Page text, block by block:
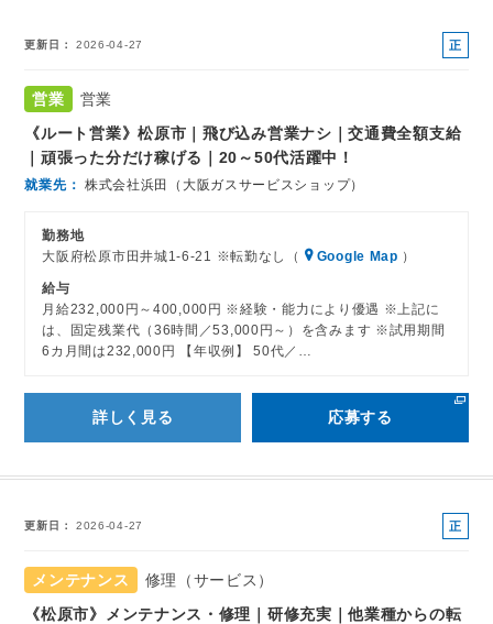
更新日 2026-04-27
正
営業
営業
《ルート営業》松原市｜飛び込み営業ナシ｜交通費全額支給
｜頑張った分だけ稼げる｜20～50代活躍中！
就業先 株式会社浜田（大阪ガスサービスショップ）
勤務地
大阪府松原市田井城1-6-21 ※転勤なし（
Google Map ）
給与
月給232,000円～400,000円 ※経験・能力により優遇 ※上記に
は、固定残業代（36時間／53,000円～）を含みます ※試用期間
6カ月間は232,000円 【年収例】 50代／…
詳しく見る 応募する
更新日 2026-04-27
正
メンテナンス
修理（サービス）
《松原市》メンテナンス・修理｜研修充実｜他業種からの転